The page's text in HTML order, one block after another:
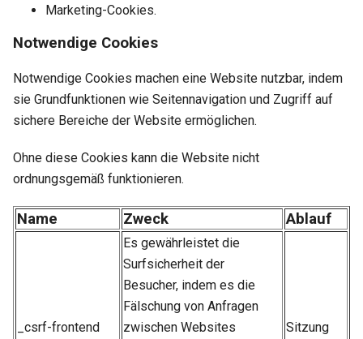
Marketing-Cookies.
Notwendige Cookies
Notwendige Cookies machen eine Website nutzbar, indem
sie Grundfunktionen wie Seitennavigation und Zugriff auf
sichere Bereiche der Website ermöglichen.
Ohne diese Cookies kann die Website nicht
ordnungsgemäß funktionieren.
Name Zweck Ablauf
_csrf-frontend
Es gewährleistet die
Surfsicherheit der
Besucher, indem es die
Fälschung von Anfragen
zwischen Websites
Sitzung